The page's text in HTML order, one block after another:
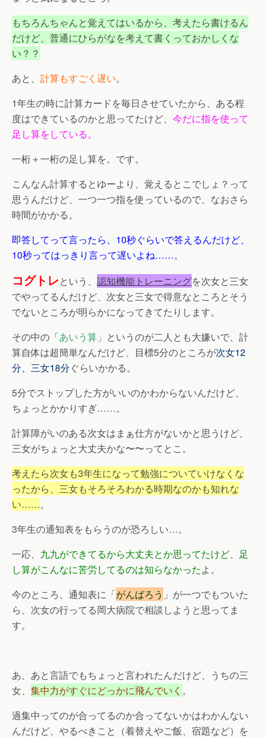
もちろんちゃんと覚えてはいるから、考えたら書けるん
だけど、普通にひらがなを考えて書くっておかしくな
い？？
あと、 計算もすごく遅い。
1年生の時に計算カードを毎日させていたから、ある程
度はできているのかと思ってたけど、 今だに指を使って
足し算をしている。
一桁＋一桁の足し算を。です。
こんなん計算するとゆーより、覚えるとこでしょ？って
思うんだけど、一つ一つ指を使っているので、なおさら
時間がかかる。
即答してって言ったら、10秒ぐらいで答えるんだけど、
10秒ってはっきり言って遅いよね……。
コグトレという、 認知機能トレーニングを次女と三女
でやってるんだけど、次女と三女で得意なところとそう
でないところが明らかになってきてたりします。
その中の「あいう算 」というのが二人とも大嫌いで、計
算自体は超簡単なんだけど、目標5分のところが次女12
分、三女18分ぐらいかかる。
5分でストップした方がいいのかわからないんだけど、
ちょっとかかりすぎ……。
計算障がいのある次女はまぁ仕方がないかと思うけど、
三女がちょっと大丈夫かな〜〜ってとこ。
考えたら次女も3年生になって勉強についていけなくな
ったから、三女もそろそろわかる時期なのかも知れな
い……。
3年生の通知表をもらうのが恐ろしい…。
一応、 九九ができてるから大丈夫とか思ってたけど、足
し算がこんなに苦労してるのは知らなかったよ。
今のところ、通知表に「がんばろう 」が一つでもついた
ら、次女の行ってる岡大病院で相談しようと思ってま
す。
あ、あと言語でもちょっと言われたんだけど、うちの三
女、 集中力がすぐにどっかに飛んでいく 。
過集中ってのが合ってるのか合ってないかはわかんない
んだけど、やるべきこと（着替えやご飯、宿題など）を